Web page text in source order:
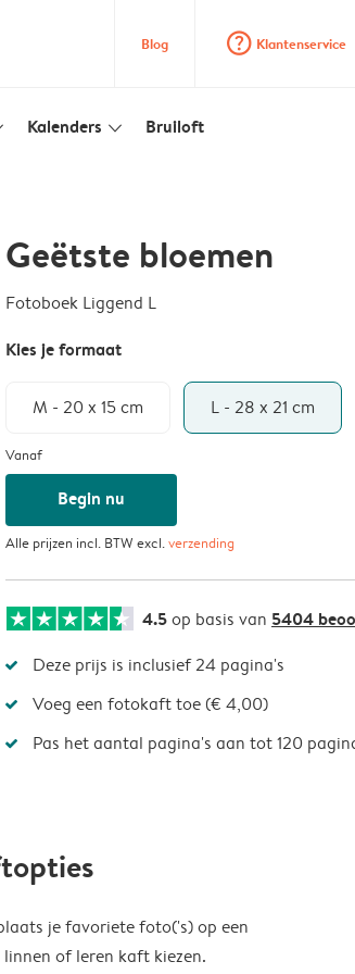
Blog question_mark_circle Klantenservice
Kalenders slim_arrow_down Bruiloft
Geëtste bloemen
Fotoboek Liggend L
Kies je formaat
M - 20 x 15 cm L - 28 x 21 cm
Vanaf
Begin nu
Alle prijzen incl. BTW excl.verzending
4.5op basis van 5404
Deze prijs is inclusief 24 pagina's
Voeg een fotokaft toe (€ 4,00)
Pas het aantal pagina's aan tot 120
je favoriete foto('s) op een
of leren kaft kiezen.